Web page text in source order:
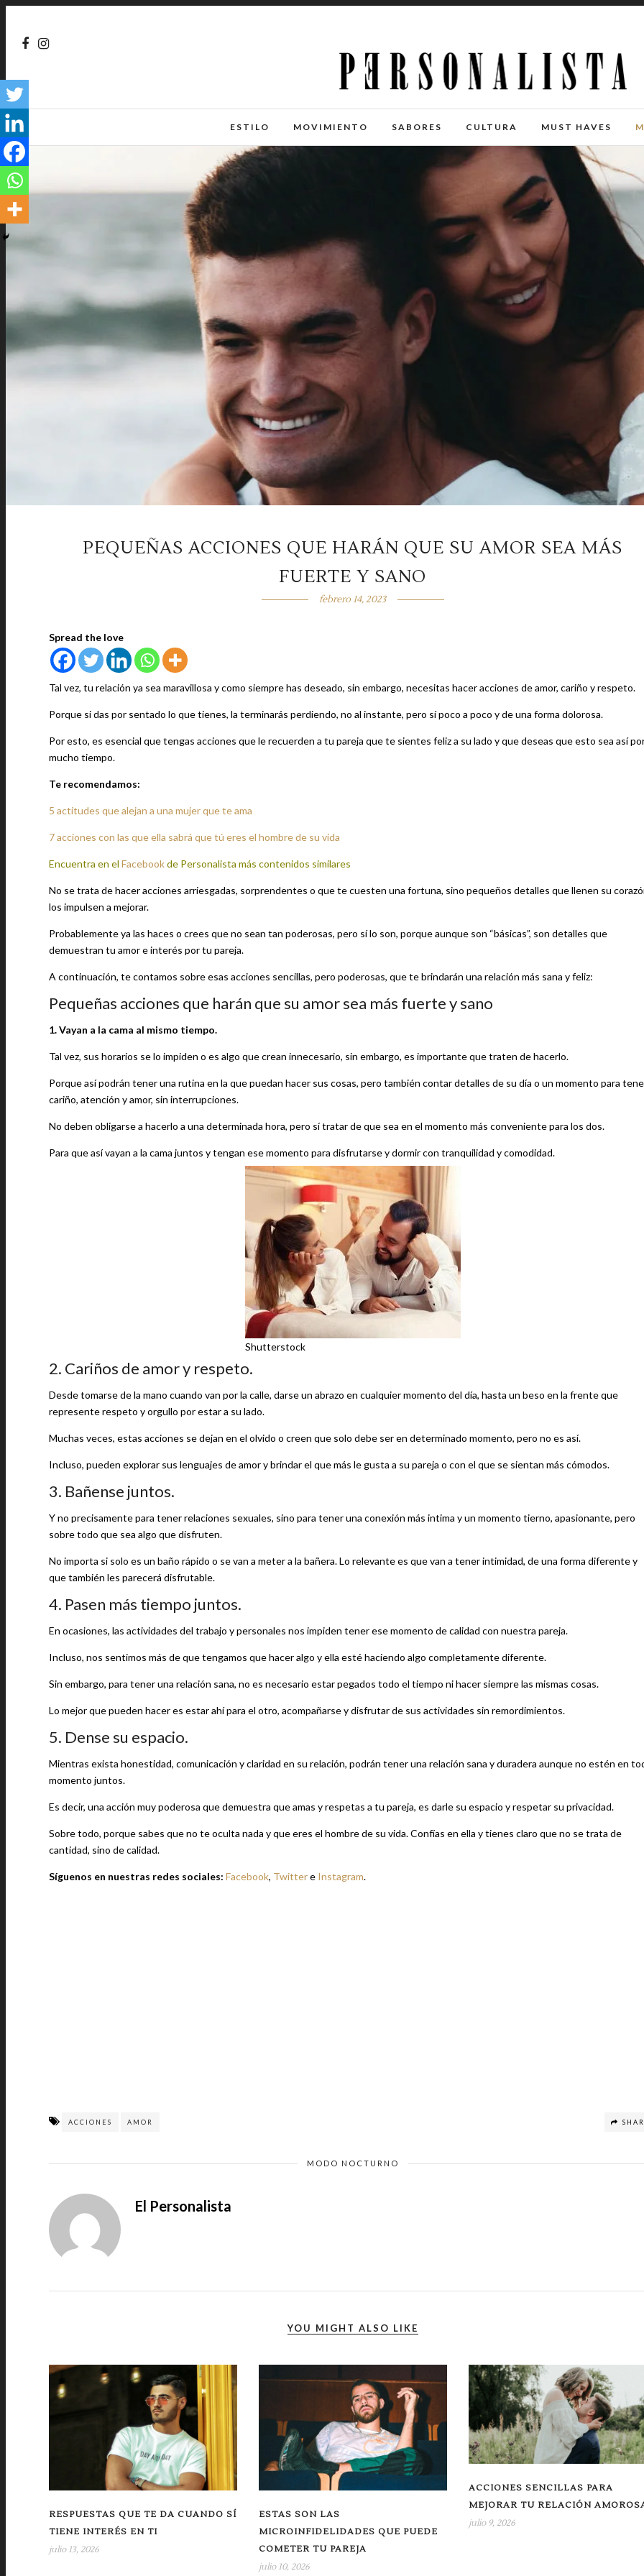
ESTILO MOVIMIENTO SABORES CULTURA MUST HAVES
PEQUEÑAS ACCIONES QUE HARÁN QUE SU AMOR SEA MÁS
FUERTE Y SANO
febrero 14, 2023
Spread the love
Tal vez, tu relación ya sea maravillosa y como siempre has deseado, sin embargo, necesitas hacer acciones de amor, cariño y respeto.
Porque si das por sentado lo que tienes, la terminarás perdiendo, no al instante, pero sí poco a poco y de una forma dolorosa.
Por esto, es esencial que tengas acciones que le recuerden a tu pareja que te sientes feliz a su lado y que deseas que esto sea así
mucho tiempo.
Te recomendamos:
5 actitudes que alejan a una mujer que te ama
7 acciones con las que ella sabrá que tú eres el hombre de su vida
Encuentra en el Facebookde Personalista más contenidos similares
No se trata de hacer acciones arriesgadas, sorprendentes o que te cuesten una fortuna, sino pequeños detalles que llenen su
los impulsen a mejorar.
Probablemente ya las haces o crees que no sean tan poderosas, pero sí lo son, porque aunque son “básicas”, son detalles que
demuestran tu amor e interés por tu pareja.
A continuación, te contamos sobre esas acciones sencillas, pero poderosas, que te brindarán una relación más sana y feliz:
Pequeñas acciones que harán que su amor sea más fuerte y sano
1. Vayan a la cama al mismo tiempo.
Tal vez, sus horarios se lo impiden o es algo que crean innecesario, sin embargo, es importante que traten de hacerlo.
Porque así podrán tener una rutina en la que puedan hacer sus cosas, pero también contar detalles de su día o un momento para
cariño, atención y amor, sin interrupciones.
No deben obligarse a hacerlo a una determinada hora, pero sí tratar de que sea en el momento más conveniente para los dos.
Para que así vayan a la cama juntos y tengan ese momento para disfrutarse y dormir con tranquilidad y comodidad.
Shutterstock
2. Cariños de amor y respeto.
Desde tomarse de la mano cuando van por la calle, darse un abrazo en cualquier momento del día, hasta un beso en la frente que
represente respeto y orgullo por estar a su lado.
Muchas veces, estas acciones se dejan en el olvido o creen que solo debe ser en determinado momento, pero no es así.
Incluso, pueden explorar sus lenguajes de amor y brindar el que más le gusta a su pareja o con el que se sientan más cómodos.
3. Bañense juntos.
Y no precisamente para tener relaciones sexuales, sino para tener una conexión más intima y un momento tierno, apasionante, pero
sobre todo que sea algo que disfruten.
No importa si solo es un baño rápido o se van a meter a la bañera. Lo relevante es que van a tener intimidad, de una forma diferente y
que también les parecerá disfrutable.
4. Pasen más tiempo juntos.
En ocasiones, las actividades del trabajo y personales nos impiden tener ese momento de calidad con nuestra pareja.
Incluso, nos sentimos más de que tengamos que hacer algo y ella esté haciendo algo completamente diferente.
Sin embargo, para tener una relación sana, no es necesario estar pegados todo el tiempo ni hacer siempre las mismas cosas.
Lo mejor que pueden hacer es estar ahí para el otro, acompañarse y disfrutar de sus actividades sin remordimientos.
5. Dense su espacio.
Mientras exista honestidad, comunicación y claridad en su relación, podrán tener una relación sana y duradera aunque no estén en
momento juntos.
Es decir, una acción muy poderosa que demuestra que amas y respetas a tu pareja, es darle su espacio y respetar su privacidad.
Sobre todo, porque sabes que no te oculta nada y que eres el hombre de su vida. Confías en ella y tienes claro que no se trata de
cantidad, sino de calidad.
Síguenos en nuestras redes sociales: Facebook, Twittere Instagram.
ACCIONES AMOR
MODO NOCTURNO
El Personalista
YOU MIGHT ALSO LIKE
RESPUESTAS QUE TE DA CUANDO SÍ
TIENE INTERÉS EN TI
julio 13, 2026
ESTAS SON LAS
MICROINFIDELIDADES QUE PUEDE
COMETER TU PAREJA
julio 10, 2026
ACCIONES SENCILLAS PARA
MEJORAR TU RELACIÓN
julio 9, 2026